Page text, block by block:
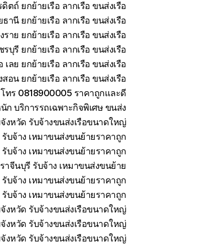
ตถ์ ยกย้ายเรือ ลากเรือ ขนส่งเรือ
านี ยกย้ายเรือ ลากเรือ ขนส่งเรือ
าย ยกย้ายเรือ ลากเรือ ขนส่งเรือ
บุรี ยกย้ายเรือ ลากเรือ ขนส่งเรือ
เลย ยกย้ายเรือ ลากเรือ ขนส่งเรือ
อน ยกย้ายเรือ ลากเรือ ขนส่งเรือ
โทร 0818900005 ราคาถูกและดี
ก บริการรถเฉพาะกิจพิเศษ ขนส่ง
งหวัด รับจ้างขนส่งเรือขนาดใหญ่
บจ้าง เหมาขนส่งขนย้ายราคาถูก
บจ้าง เหมาขนส่งขนย้ายราคาถูก
าจีนบุรี รับจ้าง เหมาขนส่งขนย้าย
บจ้าง เหมาขนส่งขนย้ายราคาถูก
บจ้าง เหมาขนส่งขนย้ายราคาถูก
งหวัด รับจ้างขนส่งเรือขนาดใหญ่
งหวัด รับจ้างขนส่งเรือขนาดใหญ่
งหวัด รับจ้างขนส่งเรือขนาดใหญ่